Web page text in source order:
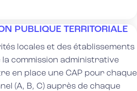
PUBLIQUE TERRITORIALE
locales et des établissements
la commission administrative
en place une CAP pour chaque
(A, B, C) auprès de chaque